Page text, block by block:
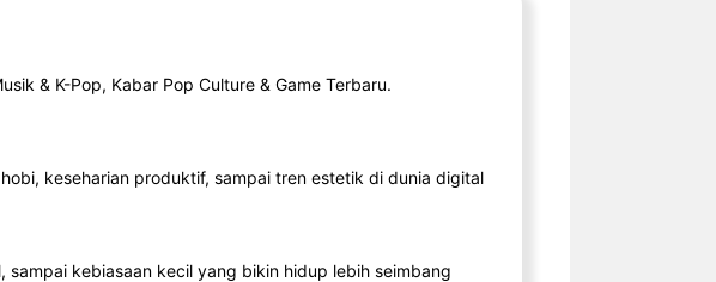
& K-Pop, Kabar Pop Culture & Game Terbaru.
keseharian produktif, sampai tren estetik di dunia digital
sampai kebiasaan kecil yang bikin hidup lebih seimbang